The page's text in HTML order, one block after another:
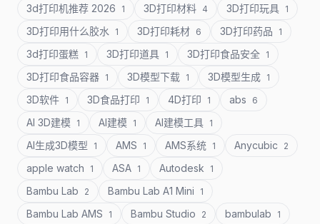
3d打印机推荐 2026 1 3D打印材料 4 3D打印玩具 1
3D打印用什么胶水 1 3D打印耗材 6 3D打印药品 1
3d打印蛋糕 1 3D打印道具 1 3D打印食品安全 1
3D打印食品容器 1 3D模型下载 1 3D模型生成 1
3D软件 1 3D食品打印 1 4D打印 1 abs 6
AI 3D建模 1 AI建模 1 AI建模工具 1
AI生成3D模型 1 AMS 1 AMS系统 1 Anycubic 2
apple watch 1 ASA 1 Autodesk 1
Bambu Lab 2 Bambu Lab A1 Mini 1
Bambu Lab AMS 1 Bambu Studio 2 bambulab 1